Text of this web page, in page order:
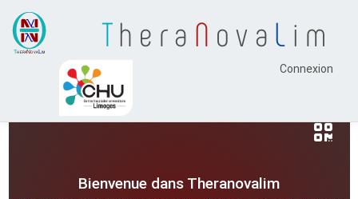
Thera N ova L im
Connexion
Bienvenue dans Theranovalim